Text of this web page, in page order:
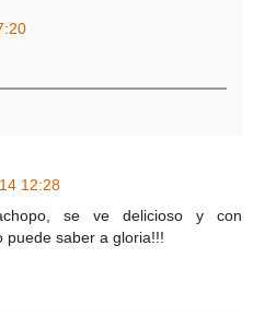
12:28
se ve delicioso y con
puede saber a gloria!!!